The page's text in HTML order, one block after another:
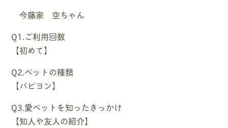
今藤家 空ちゃん
Q1.ご利用回数
【初めて】
Q2.ペットの種類
【パピヨン】
Q3.愛ペットを知ったきっかけ
【知人や友人の紹介】